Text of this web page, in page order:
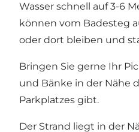
Wasser schnell auf 3-6
können vom Badesteg
oder dort bleiben und
Bringen Sie gerne Ihr
und Bänke in der Nähe
Parkplatzes gibt.
Der Strand liegt in der